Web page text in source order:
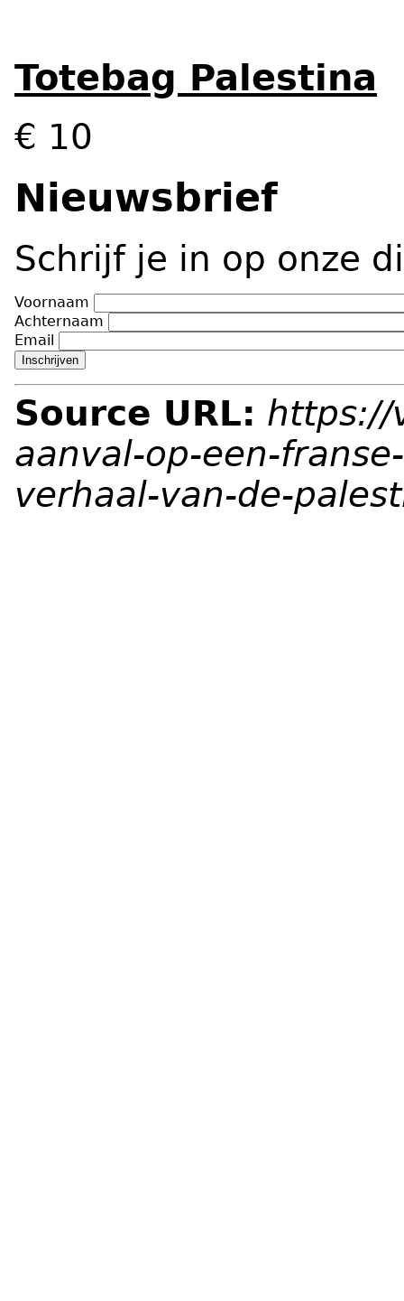
Totebag Palestina
€ 10
Nieuwsbrief
Schrijf je in op onze
Voornaam
Achternaam
Email
Source URL: https://
aanval-op-een-
verhaal-van-de-